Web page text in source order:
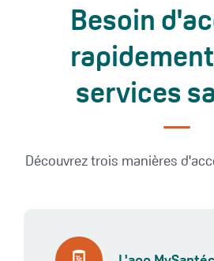
Besoin
services
Découvrez trois manières